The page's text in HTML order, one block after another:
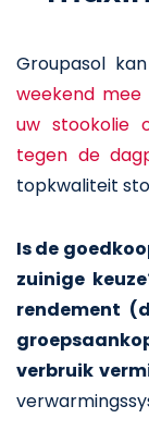
Groupasol
weekend
uw stookolie
tegen de
topkwaliteit
Is de
zuinige
rendement
verbruik